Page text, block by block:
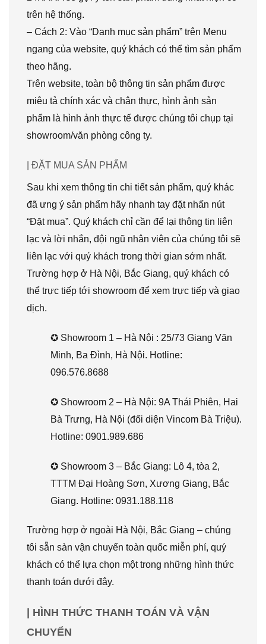
trên hệ thống.
– Cách 2: Vào “Danh mục sản phẩm” trên Menu
ngang của website, quý khách có thể tìm sản phẩm
theo hãng.
Trên website, toàn bộ thông tin sản phẩm được
miêu tả chính xác và chân thực, hình ảnh sản
phẩm là hình ảnh thực tế được chúng tôi chụp tại
showroom/văn phòng công ty.
| ĐẶT MUA SẢN PHẨM
Sau khi xem thông tin chi tiết sản phẩm, quý khác
đã ưng ý sản phẩm hãy nhanh tay đặt nhấn nút
“Đặt mua”. Quý khách chỉ cần để lại thông tin liên
lạc và lời nhắn, đội ngũ nhân viên của chúng tôi sẽ
liên lạc với quý khách trong thời gian sớm nhất.
Trường hợp ở Hà Nội, Bắc Giang, quý khách có
thể trực tiếp tới showroom để xem trực tiếp và giao
dịch.
✪ Showroom 1 – Hà Nội : 25/73 Giang Văn
Minh, Ba Đình, Hà Nội. Hotline:
096.576.8688
✪ Showroom 2 – Hà Nội: 9A Thái Phiên, Hai
Bà Trưng, Hà Nội (đối diện Vincom Bà Triệu).
Hotline: 0901.989.686
✪ Showroom 3 – Bắc Giang: Lô 4, tòa 2,
TTTM Đại Hoàng Sơn, Xương Giang, Bắc
Giang. Hotline: 0931.188.118
Trường hợp ở ngoài Hà Nội, Bắc Giang – chúng
tôi sẵn sàn vận chuyển toàn quốc miễn phí, quý
khách có thể lựa chọn một trong những hình thức
thanh toán dưới đây.
| HÌNH THỨC THANH TOÁN VÀ VẬN
CHUYỂN